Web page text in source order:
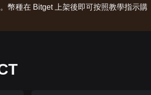
幣種在 Bitget 上架後即可按照教學指示購